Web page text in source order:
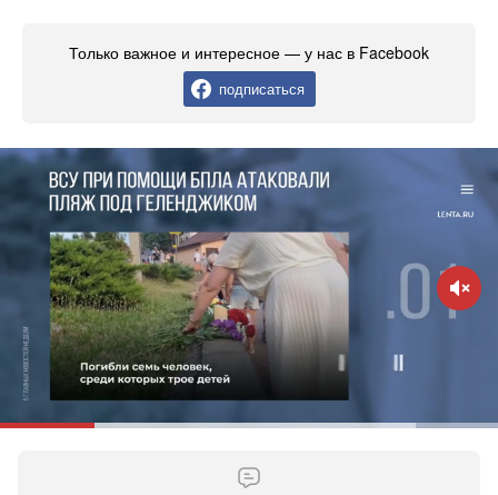
Только важное и интересное — у нас в Facebook
подписаться